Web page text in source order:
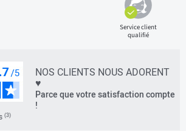
Service client
qualifié
NOS CLIENTS NOUS ADORENT
♥
Parce que votre satisfaction compte
!
(3)